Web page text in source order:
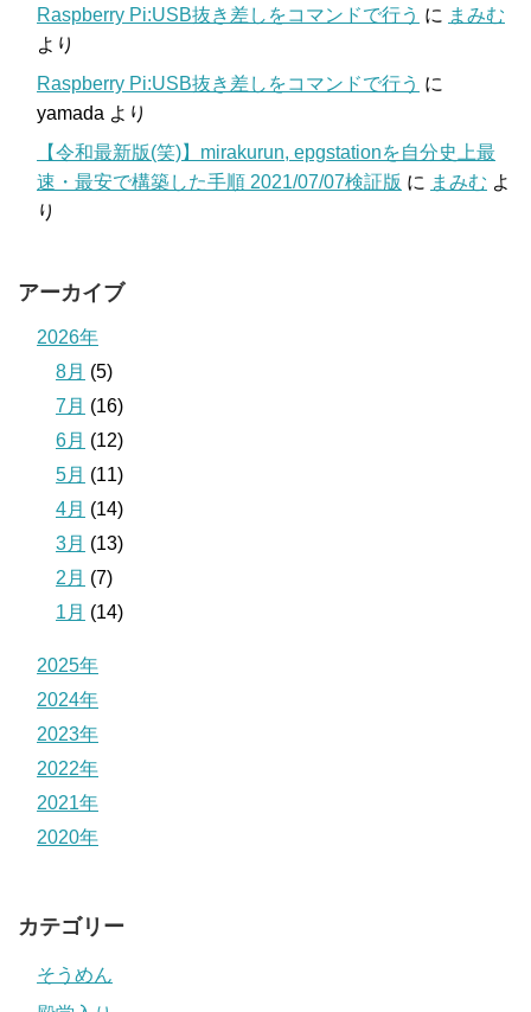
Raspberry Pi:USB抜き差しをコマンドで行う に まみむ
より
Raspberry Pi:USB抜き差しをコマンドで行う に
yamada より
【令和最新版(笑)】mirakurun, epgstationを自分史上最
速・最安で構築した手順 2021/07/07検証版 に まみむ よ
り
アーカイブ
2026年
8月 (5)
7月 (16)
6月 (12)
5月 (11)
4月 (14)
3月 (13)
2月 (7)
1月 (14)
2025年
2024年
2023年
2022年
2021年
2020年
カテゴリー
そうめん